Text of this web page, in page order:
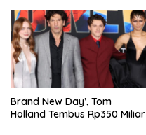
Brand New Day’, Tom
Holland Tembus Rp350 Miliar